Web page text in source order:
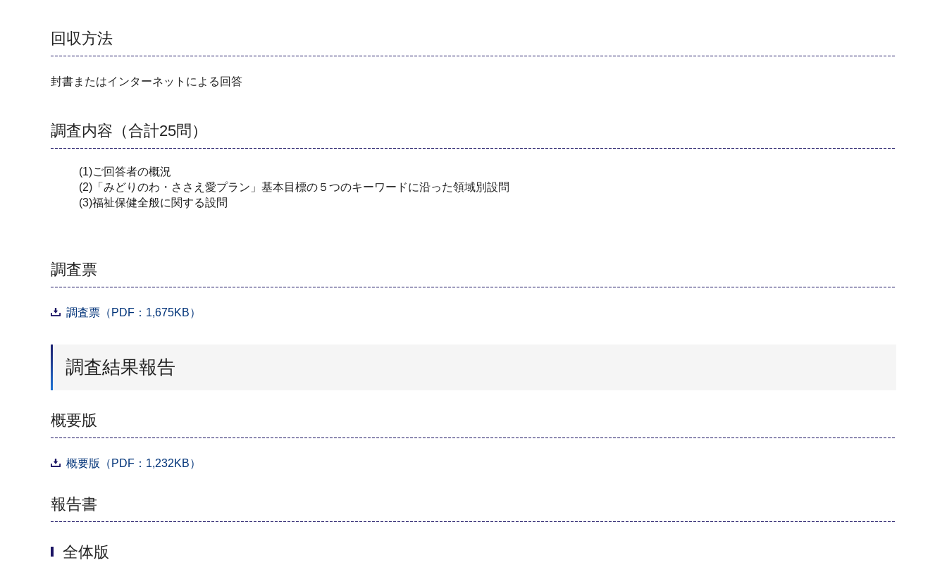
回収方法
封書またはインターネットによる回答
調査内容（合計25問）
(1)ご回答者の概況
(2)「みどりのわ・ささえ愛プラン」基本目標の５つのキーワードに沿った領域別設問
(3)福祉保健全般に関する設問
調査票
調査票（PDF：1,675KB）
調査結果報告
概要版
概要版（PDF：1,232KB）
報告書
全体版